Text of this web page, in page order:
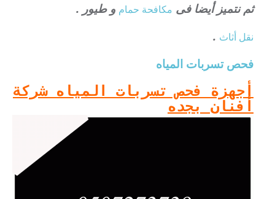
ثم نتميز أيضا فى مكافحة حمام و طيور .
نقل أثاث .
فحص تسربات المياه
أجهزة فحص تسربات المياه شركة
أفنان بجده